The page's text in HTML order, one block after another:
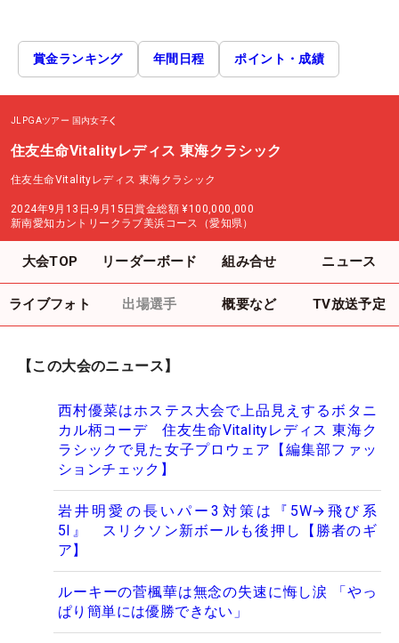
賞金ランキング 年間日程 ポイント・成績
JLPGAツアー 国内女子
住友生命Vitalityレディス 東海クラシック
住友生命Vitalityレディス 東海クラシック
2024年9月13日-9月15日賞金総額 ¥100,000,000
新南愛知カントリークラブ美浜コース（愛知県）
大会TOP リーダーボード 組み合せ ニュース
ライブフォト 出場選手 概要など TV放送予定
【この大会のニュース】
西村優菜はホステス大会で上品見えするボタニ
カル柄コーデ 住友生命Vitalityレディス 東海ク
ラシックで見た女子プロウェア【編集部ファッ
ションチェック】
岩井明愛の長いパー3対策は『5W→飛び系
5I』 スリクソン新ボールも後押し【勝者のギ
ア】
ルーキーの菅楓華は無念の失速に悔し涙 「やっ
ぱり簡単には優勝できない」